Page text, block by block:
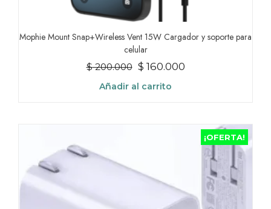
Mophie Mount Snap+Wireless Vent 15W Cargador y soporte para
celular
$200.000 El
precio
$ 160.000El
$ 160.000.
Añadir al carrito
¡OFERTA!